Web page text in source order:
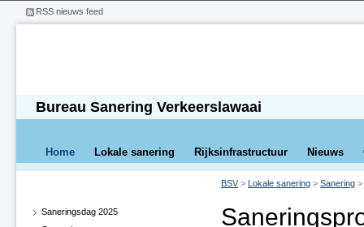
Bureau Sanering Verkeerslawaai
Home Lokale sanering Rijksinfrastructuur Nieuws
BSV> Lokale sanering > Sanering >
Saneringsdag 2025
RSS nieuws feed